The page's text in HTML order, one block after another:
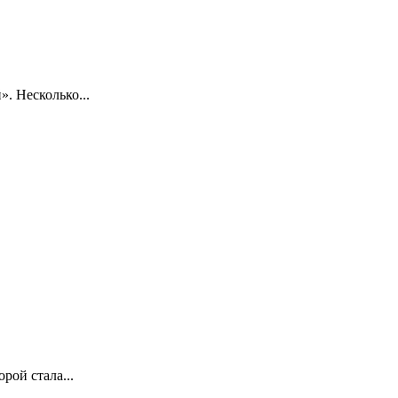
Несколько...
стала...